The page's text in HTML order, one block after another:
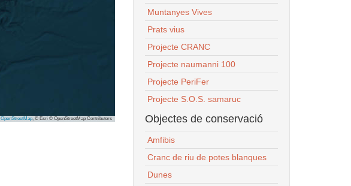
OpenStreetMap, © Esri © OpenStreetMap Contributors
Muntanyes Vives
Prats vius
Projecte CRANC
Projecte naumanni 100
Projecte PeriFer
Projecte S.O.S. samaruc
Objectes de conservació
Amfibis
Cranc de riu de potes blanques
Dunes